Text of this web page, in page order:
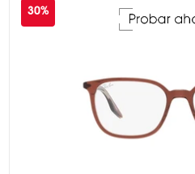
30%